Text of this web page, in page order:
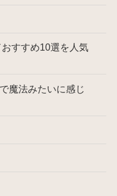
おすすめ10選を人気
魔法みたいに感じ